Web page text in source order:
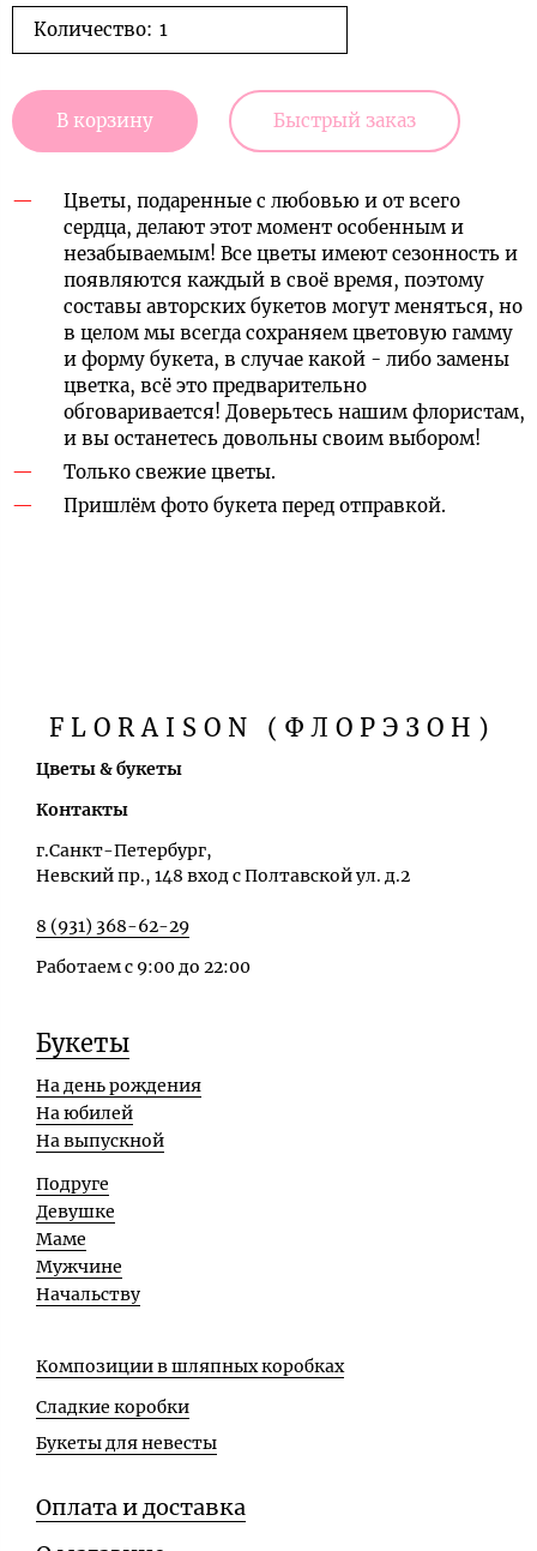
Количество:
В корзину Быстрый заказ
Цветы, подаренные с любовью и от всего
сердца, делают этот момент особенным и
незабываемым! Все цветы имеют сезонность и
появляются каждый в своё время, поэтому
составы авторских букетов могут меняться, но
в целом мы всегда сохраняем цветовую гамму
и форму букета, в случае какой - либо замены
цветка, всё это предварительно
обговаривается! Доверьтесь нашим флористам,
и вы останетесь довольны своим выбором!
Только свежие цветы.
Пришлём фото букета перед отправкой.
FLORAISON (ФЛОРЭЗОН)
Цветы & букеты
Контакты
г.Санкт-Петербург,
Невский пр., 148 вход с Полтавской ул. д.2
8 (931) 368-62-29
Работаем с 9:00 до 22:00
Букеты
На день рождения
На юбилей
На выпускной
Подруге
Девушке
Маме
Мужчине
Начальству
Композиции в шляпных коробках
Сладкие коробки
Букеты для невесты
Оплата и доставка